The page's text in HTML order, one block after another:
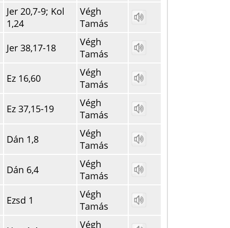
Jer 20,7-9; Kol
1,24
Végh
Tamás
Jer 38,17-18
Végh
Tamás
Ez 16,60
Végh
Tamás
Ez 37,15-19
Végh
Tamás
Dán 1,8
Végh
Tamás
Dán 6,4
Végh
Tamás
Ezsd 1
Végh
Tamás
Végh